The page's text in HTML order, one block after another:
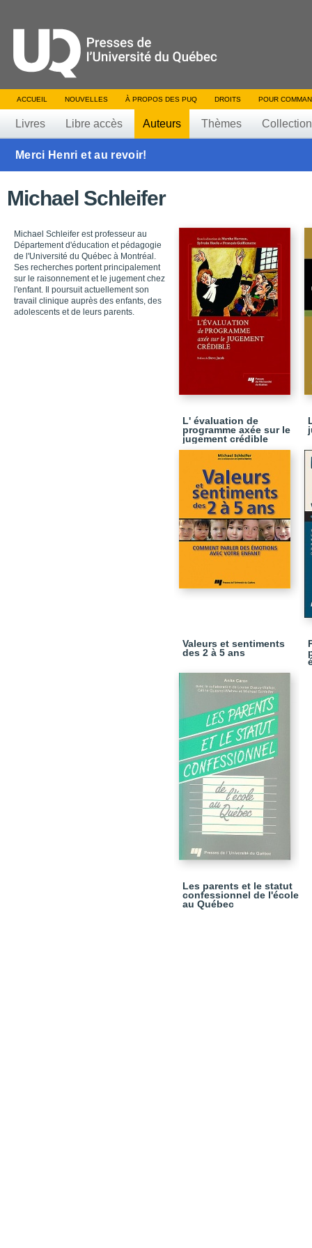
ACCUEIL NOUVELLES À PROPOS DES PUQ DROITS POUR
Livres Libre accès Auteurs Thèmes
Merci Henri et au revoir!
Michael Schleifer
Michael Schleifer est professeur au
Département d'éducation et pédagogie
de l'Université du Québec à Montréal.
Ses recherches portent principalement
sur le raisonnement et le jugement chez
l'enfant. Il poursuit actuellement son
travail clinique auprès des enfants, des
adolescents et de leurs parents.
L' évaluation de
programme axée sur le
jugement crédible
Valeurs et sentiments
des 2 à 5 ans
Les parents et le statut
confessionnel de l'école
au Québec